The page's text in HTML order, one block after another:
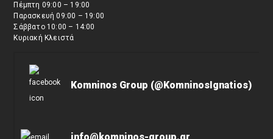
Πέμπτη 09:00 – 19:00
Παρασκευή 09:00 – 19:00
Σάββατο 10:00 – 14:00
Κυριακή Κλειστά
Komninos Group (@KomninosIgnatios)